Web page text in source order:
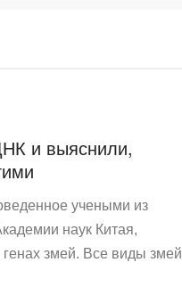
и выяснили,
учеными из
наук Китая,
змей. Все виды змей